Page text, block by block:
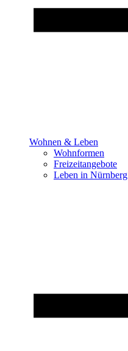
Wohnen & Leben
Wohnformen
Freizeitangebote
Leben in Nürnberg